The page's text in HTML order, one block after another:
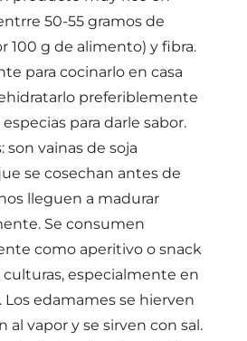
50-55 gramos de
100 g de alimento) y fibra.
para cocinarlo en casa
preferiblemente
para darle sabor.
son vainas de soja
se cosechan antes de
lleguen a madurar
Se consumen
como aperitivo o snack
especialmente en
Los edamames se hierven
al vapor y se sirven con sal.